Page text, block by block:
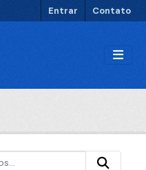
Entrar Contato